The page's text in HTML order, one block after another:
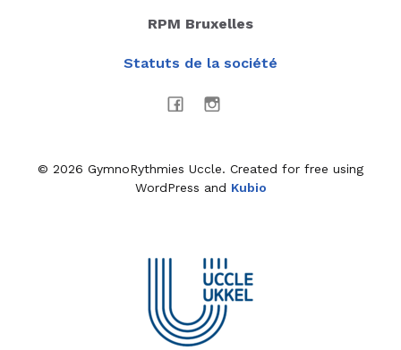
RPM Bruxelles
Statuts de la société
© 2026 GymnoRythmies Uccle. Created for free using
WordPress and Kubio